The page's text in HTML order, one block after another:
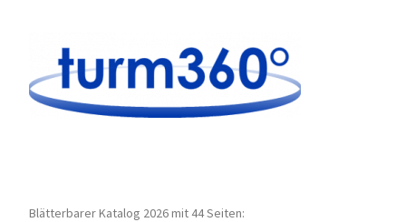
Blätterbarer Katalog 2026 mit 44 Seiten: